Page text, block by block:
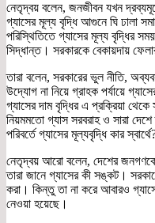
নেতৃদ্বয় বলেন, জনজীবন যখন
গ্যাসের মূল্য বৃদ্ধি আগুনে ঘি ঢালা
পরিস্থিতিতে গ্যাসের মূল্য বৃদ্ধির
সিদ্ধান্ত। সরকারকে বেকায়দায়
তারা বলেন, সরকারের ভুল নীতি,
উদ্যোগ না নিয়ে গ্রাহক পর্যায়ে
গ্যাসের দাম বৃদ্ধির এ প্রক্রিয়া
নিয়মমতো গ্যাস সরবরাহ ও সারা দেশে
পরিবর্তে গ্যাসের মূল্যবৃদ্ধি কার
নেতৃদ্বয় আরো বলেন, দেশের জনগণকে
তারা জানে গ্যাসের কী সঙ্কট।
করা। কিন্তু তা না করে আবারও
নেওয়া হয়েছে।